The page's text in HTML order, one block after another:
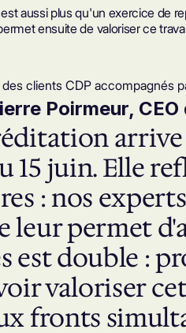
aussi plus qu'un exercice de
ensuite de valoriser ce
clients CDP accompagnés
Poirmeur,
arrive
15 juin. Elle
: nos
leur permet
est double :
valoriser
fronts